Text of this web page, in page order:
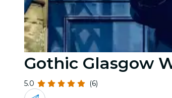
Gothic Glasgow
5.0 (6)